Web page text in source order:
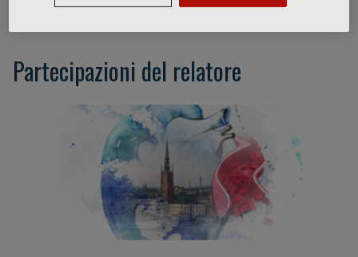
Erlangen, DE
Partecipazioni del relatore